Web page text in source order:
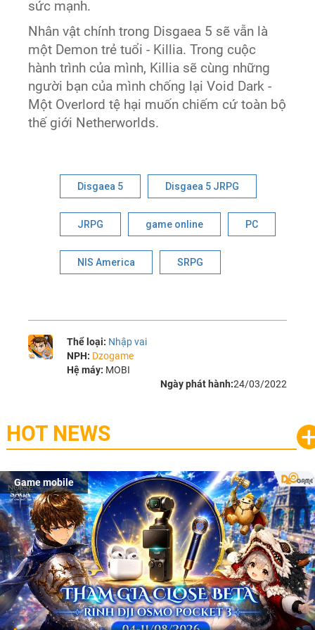
sức mạnh.
Nhân vật chính trong Disgaea 5 sẽ vẫn là
một Demon trẻ tuổi - Killia. Trong cuộc
hành trình của mình, Killia sẽ cùng những
người bạn của mình chống lại Void Dark -
Một Overlord tệ hại muốn chiếm cứ toàn bộ
thế giới Netherworlds.
Disgaea 5 Disgaea 5 JRPG
JRPG game online PC
NIS America SRPG
Thể loại: Nhập vai
NPH: Dzogame
Hệ máy: MOBI
Ngày phát hành:24/03/2022
HOT NEWS
Game mobile